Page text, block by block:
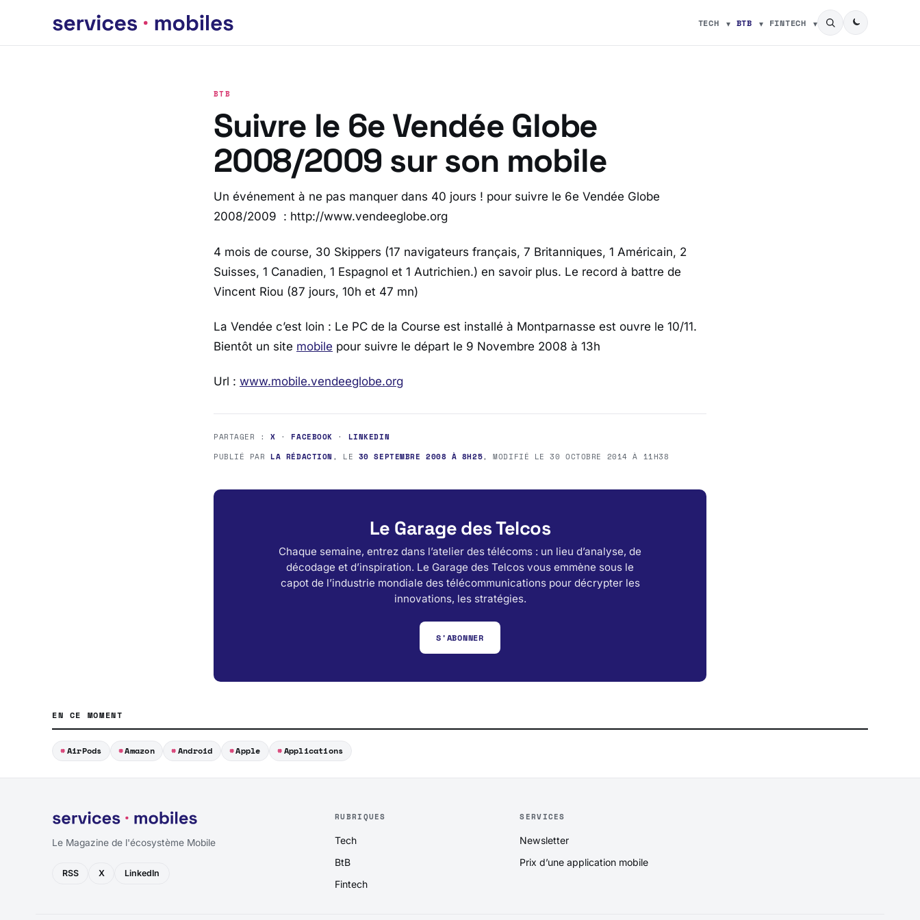
TECH BTB FINTECH
BTB
Suivre le 6e Vendée Globe
2008/2009 sur son mobile
Un événement à ne pas manquer dans 40 jours ! pour suivre le 6e Vendée Globe
2008/2009 : http://www.vendeeglobe.org
4 mois de course, 30 Skippers (17 navigateurs français, 7 Britanniques, 1 Américain, 2
Suisses, 1 Canadien, 1 Espagnol et 1 Autrichien.) en savoir plus. Le record à battre de
Vincent Riou (87 jours, 10h et 47 mn)
La Vendée c’est loin : Le PC de la Course est installé à Montparnasse est ouvre le 10/11.
Bientôt un site mobile pour suivre le départ le 9 Novembre 2008 à 13h
Url : www.mobile.vendeeglobe.org
PARTAGER :X · FACEBOOK · LINKEDIN
PUBLIÉ PAR LA RÉDACTION , LE 30 SEPTEMBRE 2008 À 8H25, MODIFIÉ LE30 OCTOBRE 2014 À 11H38
Le Garage des Telcos
Chaque semaine, entrez dans l’atelier des télécoms : un lieu d’analyse, de
décodage et d’inspiration. Le Garage des Telcos vous emmène sous le
capot de l’industrie mondiale des télécommunications pour décrypter les
innovations, les stratégies.
S'ABONNER
EN CE MOMENT
AirPods Amazon Android Apple Applications
Le Magazine de l'écosystème Mobile
RSS X LinkedIn
RUBRIQUES
Tech
BtB
Fintech
SERVICES
Newsletter
Prix d’une application mobile